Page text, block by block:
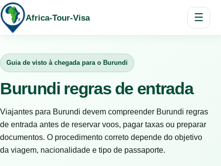
Africa-Tour-Visa ☰
Guia de visto à chegada para o Burundi
Burundi regras de entrada
Viajantes para Burundi devem compreender Burundi regras
de entrada antes de reservar voos, pagar taxas ou preparar
documentos. O procedimento correto depende do objetivo
da viagem, nacionalidade e tipo de passaporte.